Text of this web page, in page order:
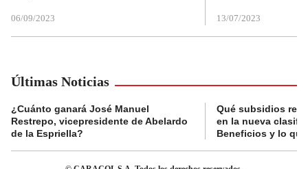
06/09/2023 13/07/2023
Últimas Noticias
¿Cuánto ganará José Manuel
Restrepo, vicepresidente de Abelardo
de la Espriella?
Qué subsidios
en la nueva
Beneficios y lo